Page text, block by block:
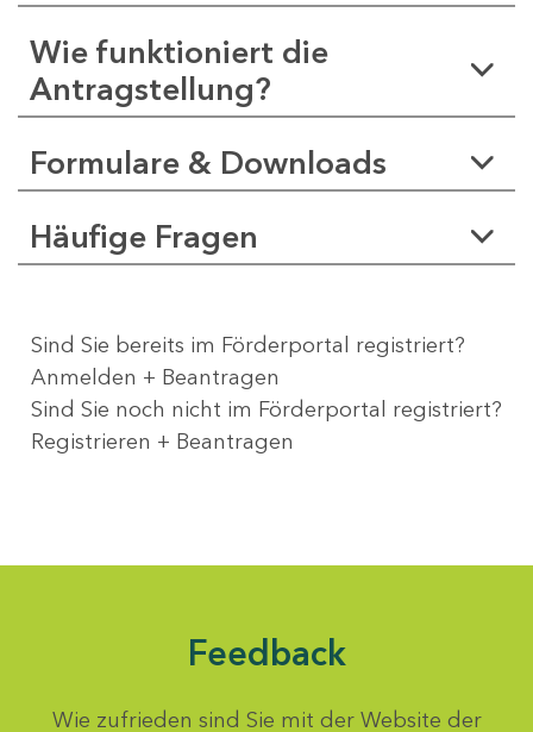
Wie funktioniert die
Antragstellung?
Formulare & Downloads
Häufige Fragen
Sind Sie bereits im Förderportal registriert?
Anmelden + Beantragen
Sind Sie noch nicht im Förderportal registriert?
Registrieren + Beantragen
Feedback
Wie zufrieden sind Sie mit der Website der